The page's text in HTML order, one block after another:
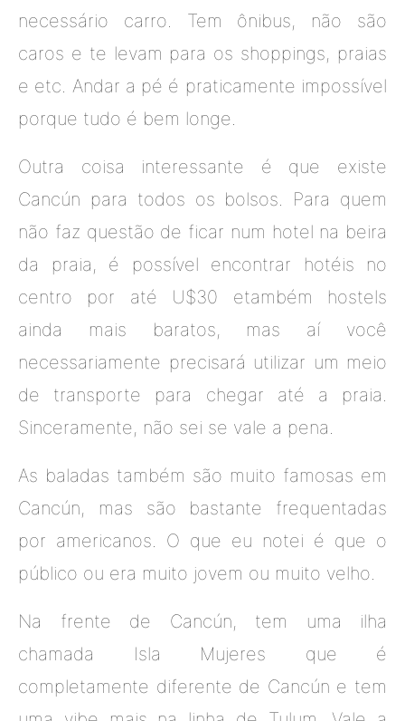
necessário carro. Tem ônibus, não são
caros e te levam para os shoppings, praias
e etc. Andar a pé é praticamente impossível
porque tudo é bem longe.
Outra coisa interessante é que existe
Cancún para todos os bolsos. Para quem
não faz questão de ficar num hotel na beira
da praia, é possível encontrar hotéis no
centro por até U$30 etambém hostels
ainda mais baratos, mas aí você
necessariamente precisará utilizar um meio
de transporte para chegar até a praia.
Sinceramente, não sei se vale a pena.
As baladas também são muito famosas em
Cancún, mas são bastante frequentadas
por americanos. O que eu notei é que o
público ou era muito jovem ou muito velho.
Na frente de Cancún, tem uma ilha
chamada Isla Mujeres que é
completamente diferente de Cancún e tem